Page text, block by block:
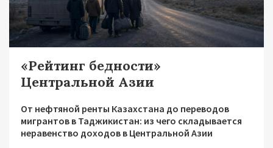
«Рейтинг бедности»
Центральной Азии
От нефтяной ренты Казахстана до переводов
мигрантов в Таджикистан: из чего складывается
неравенство доходов в Центральной Азии